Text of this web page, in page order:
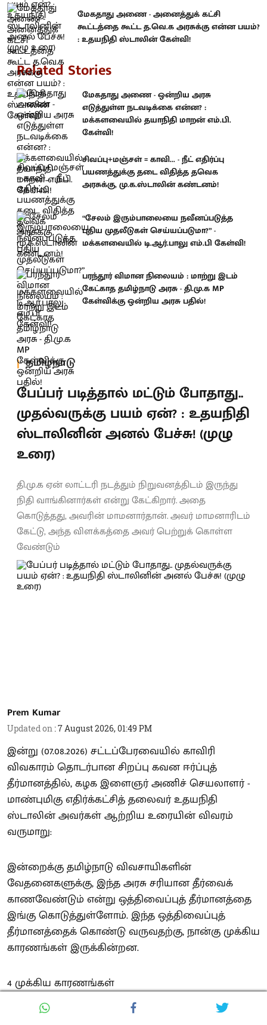
மேகதாது அணை - அனைத்துக் கட்சி
கூட்டத்தை கூட்ட த.வெ.க அரசுக்கு என்ன பயம்?
: உதயநிதி ஸ்டாலின் கேள்வி!
Related Stories
மேகதாது அணை - ஒன்றிய அரசு
எடுத்துள்ள நடவடிக்கை என்ன? :
மக்களவையில் தயாநிதி மாறன் எம்.பி.
கேள்வி!
சிவப்பு+மஞ்சள் = காவி... - நீட் எதிர்ப்பு
பயணத்துக்கு தடை விதித்த தவெக
அரசுக்கு, மு.க.ஸ்டாலின் கண்டனம்!
“சேலம் இரும்பாலையை நவீனப்படுத்த
புதிய முதலீடுகள் செய்யப்படுமா?” -
மக்களவையில் டி.ஆர்.பாலு எம்.பி கேள்வி!
பரந்தூர் விமான நிலையம் : மாற்று இடம்
கேட்காத தமிழ்நாடு அரசு - தி.மு.க MP
கேள்விக்கு ஒன்றிய அரசு பதில்!
தமிழ்நாடு
பேப்பர் படித்தால் மட்டும் போதாது..
முதல்வருக்கு பயம் ஏன்? : உதயநிதி
ஸ்டாலினின் அனல் பேச்சு! (முழு
உரை)
தி.மு.க ஏன் லாட்டரி நடத்தும் நிறுவனத்திடம் இருந்து
நிதி வாங்கினார்கள் என்று கேட்கிறார். அதை
கொடுத்தது, அவரின் மாமனார்தான். அவர் மாமனாரிடம்
கேட்டு, அந்த விளக்கத்தை அவர் பெற்றுக் கொள்ள
வேண்டும்
Prem Kumar
Updated on :7 August 2026, 01:49 PM
இன்று (07.08.2026) சட்டப்பேரவையில் காவிரி
விவகாரம் தொடர்பான சிறப்பு கவன ஈர்ப்புத்
தீர்மானத்தில், கழக இளைஞர் அணிச் செயலாளர் -
மாண்புமிகு எதிர்க்கட்சித் தலைவர் உதயநிதி
ஸ்டாலின் அவர்கள் ஆற்றிய உரையின் விவரம்
வருமாறு:
இன்றைக்கு தமிழ்நாடு விவசாயிகளின்
வேதனைகளுக்கு, இந்த அரசு சரியான தீர்வைக்
காணவேண்டும் என்று ஒத்திவைப்புத் தீர்மானத்தை
இங்கு கொடுத்துள்ளோம். இந்த ஒத்திவைப்புத்
தீர்மானத்தைக் கொண்டு வருவதற்கு, நான்கு முக்கிய
காரணங்கள் இருக்கின்றன.
4 முக்கிய காரணங்கள்
முதல் காரணம், மேகதாது அணை கட்டுகிற கர்நாடகா